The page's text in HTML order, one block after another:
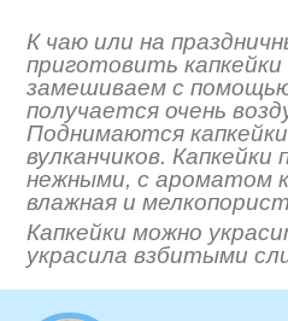
К чаю или на
приготовить
замешиваем с
получается очень
Поднимаются
вулканчиков.
нежными, с ароматом
влажная и
Капкейки можно
украсила взбитыми